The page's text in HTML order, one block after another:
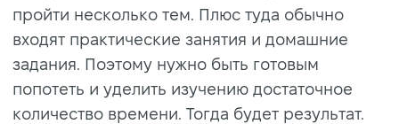
пройти несколько тем. Плюс туда обычно
входят практические занятия и домашние
задания. Поэтому нужно быть готовым
попотеть и уделить изучению достаточное
количество времени. Тогда будет результат.